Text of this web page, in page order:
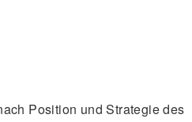
Position und Strategie des